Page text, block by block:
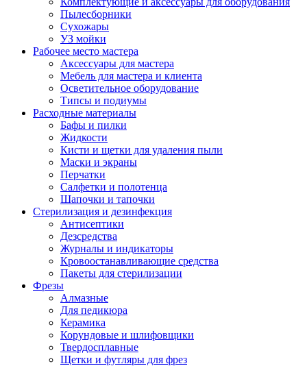
Пылесборники
Сухожары
УЗ мойки
Рабочее место мастера
Аксессуары для мастера
Мебель для мастера и клиента
Осветительное оборудование
Типсы и подиумы
Расходные материалы
Бафы и пилки
Жидкости
Кисти и щетки для удаления пыли
Маски и экраны
Перчатки
Салфетки и полотенца
Шапочки и тапочки
Стерилизация и дезинфекция
Антисептики
Дезсредства
Журналы и индикаторы
Кровоостанавливающие средства
Пакеты для стерилизации
Фрезы
Алмазные
Для педикюра
Керамика
Корундовые и шлифовщики
Твердосплавные
Щетки и футляры для фрез